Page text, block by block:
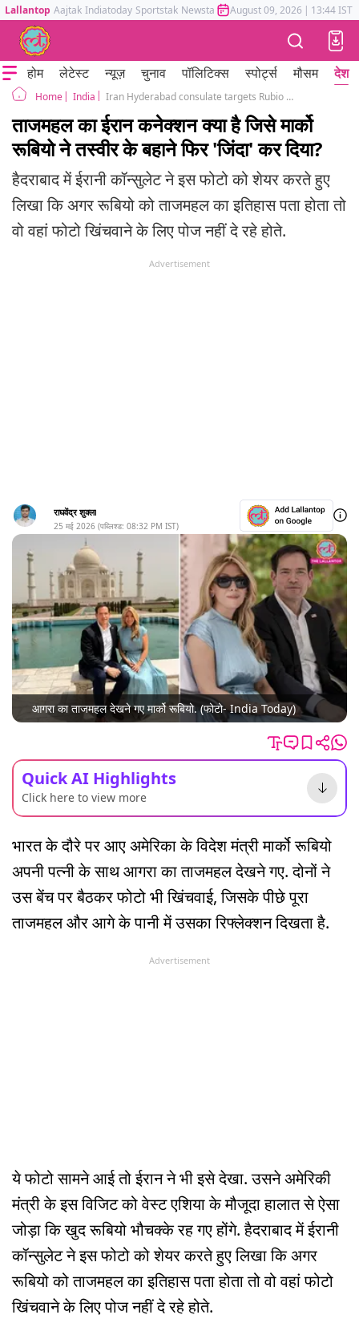
Lallantop Aajtak Indiatoday Sportstak Newstak Mumbai Tak Astrotak
August 09, 2026 | 13:44 IST
होम लेटेस्ट न्यूज़ चुनाव पॉलिटिक्स स्पोर्ट्स मौसम देश
Home India Iran Hyderabad consulate targets Rubio over Taj Mahal visit
ताजमहल का ईरान कनेक्शन क्या है जिसे मार्को
रूबियो ने तस्वीर के बहाने फिर 'जिंदा' कर दिया?
हैदराबाद में ईरानी कॉन्सुलेट ने इस फोटो को शेयर करते हुए
लिखा कि अगर रूबियो को ताजमहल का इतिहास पता होता तो
वो वहां फोटो खिंचवाने के लिए पोज नहीं दे रहे होते.
Advertisement
राघवेंद्र शुक्ला
25 मई 2026 (पब्लिश्ड: 08:32 PM IST)
आगरा का ताजमहल देखने गए मार्को रूबियो. (फोटो- India Today)
Quick AI Highlights
Click here to view more
भारत के दौरे पर आए अमेरिका के विदेश मंत्री मार्को रूबियो
अपनी पत्नी के साथ आगरा का ताजमहल देखने गए. दोनों ने
उस बेंच पर बैठकर फोटो भी खिंचवाई, जिसके पीछे पूरा
ताजमहल और आगे के पानी में उसका रिफ्लेक्शन दिखता है.
Advertisement
ये फोटो सामने आई तो ईरान ने भी इसे देखा. उसने अमेरिकी
मंत्री के इस विजिट को वेस्ट एशिया के मौजूदा हालात से ऐसा
जोड़ा कि खुद रूबियो भौचक्के रह गए होंगे. हैदराबाद में ईरानी
कॉन्सुलेट ने इस फोटो को शेयर करते हुए लिखा कि अगर
रूबियो को ताजमहल का इतिहास पता होता तो वो वहां फोटो
खिंचवाने के लिए पोज नहीं दे रहे होते.